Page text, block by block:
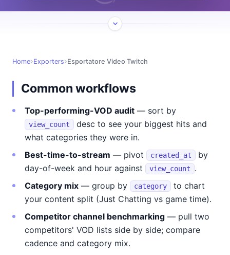
Home Exporters Esportatore Video Twitch
Common workflows
Top-performing-VOD audit — sort by
view_count
desc to see your biggest hits and
what categories they were in.
Best-time-to-stream — pivot created_at
by
day-of-week and hour against
view_count
.
Category mix — group by category
to chart
your content split (Just Chatting vs game time).
Competitor channel benchmarking — pull two
competitors' VOD lists side by side; compare
cadence and category mix.